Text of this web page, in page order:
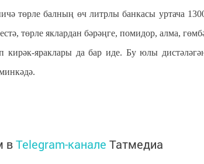
төрле балның өч литрлы банкасы уртача
төрле яклардан бәрәңге, помидор, алма,
кирәк-яраклары да бар иде. Бу юлы
вTelegram-канале Татмедиа